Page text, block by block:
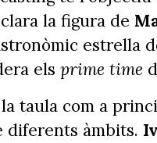
la figura de
estrella
els prime time
taula com a
diferents àmbits.